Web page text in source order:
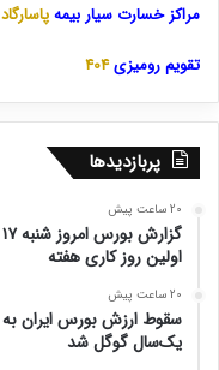
مراکز خسارت سیار بیمهپاسارگاد
تقویم رومیزی404
پربازدیدها
20 ساعت پیش
اولین روز کاری هفته
20 ساعت پیش
یک‌سال گوگل شد